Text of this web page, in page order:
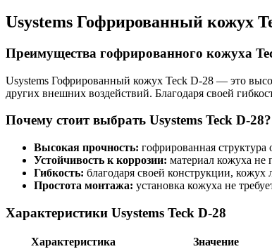
Usystems Гофрированный кожух
Преимущества гофрированного кожуха
Usystems Гофрированный кожух Teck D-28 — это
других внешних воздействий. Благодаря своей
Почему стоит выбрать Usystems Teck D-28?
Высокая прочность: гофрированная структура
Устойчивость к коррозии: материал кожуха не
Гибкость: благодаря своей конструкции,
Простота монтажа: установка кожуха не
Характеристики Usystems Teck D-28
Характеристика
Значение